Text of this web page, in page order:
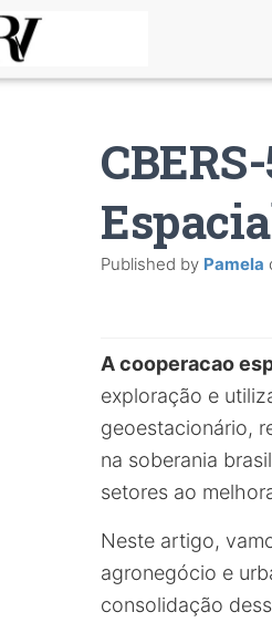
Published by Pamela
A cooperacao
exploração e
geoestacionário,
na soberania
setores ao
Neste artigo,
agronegócio e
consolidação